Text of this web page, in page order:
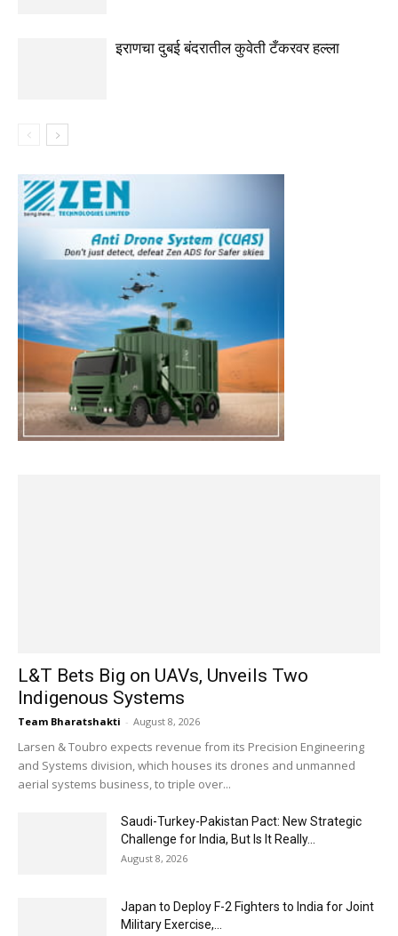
इराणचा दुबई बंदरातील कुवेती टँकरवर हल्ला
L&T Bets Big on UAVs, Unveils Two
Indigenous Systems
Team Bharatshakti - August 8, 2026
Larsen & Toubro expects revenue from its Precision Engineering
and Systems division, which houses its drones and unmanned
aerial systems business, to triple over...
Saudi-Turkey-Pakistan Pact: New Strategic
Challenge for India, But Is It Really...
August 8, 2026
Japan to Deploy F-2 Fighters to India for Joint
Military Exercise,...